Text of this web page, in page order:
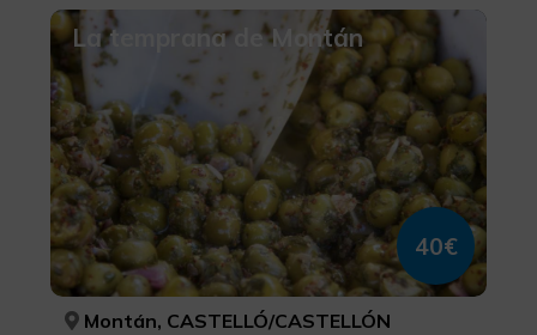
La temprana de Montán
40€
Montán, CASTELLÓ/CASTELLÓN